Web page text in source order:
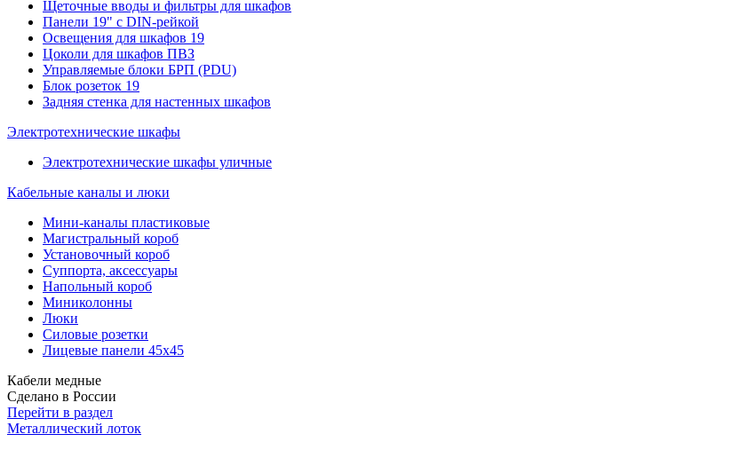
Щеточные вводы и фильтры для шкафов
Панели 19" с DIN-рейкой
Освещения для шкафов 19
Цоколи для шкафов ПВЗ
Управляемые блоки БРП (PDU)
Блок розеток 19
Задняя стенка для настенных шкафов
Электротехнические шкафы
Электротехнические шкафы уличные
Кабельные каналы и люки
Мини-каналы пластиковые
Магистральный короб
Установочный короб
Суппорта, аксессуары
Напольный короб
Миниколонны
Люки
Силовые розетки
Лицевые панели 45х45
Кабели медные
Сделано в России
Перейти в раздел
Металлический лоток